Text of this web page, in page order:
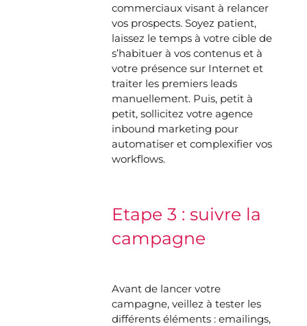
commerciaux visant à relancer
vos prospects. Soyez patient,
laissez le temps à votre cible de
s’habituer à vos contenus et à
votre présence sur Internet et
traiter les premiers leads
manuellement. Puis, petit à
petit, sollicitez votreagence
inbound marketing pour
automatiser et complexifier vos
workflows.
Etape 3 : suivre la
campagne
Avant de lancer votre
campagne, veillez à tester les
différents éléments : emailings,